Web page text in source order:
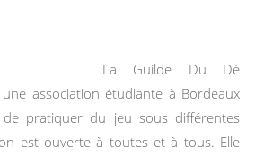
La Guilde Du Dé
association étudiante à Bordeaux
de pratiquer du jeu sous différentes
est ouverte à toutes et à tous. Elle